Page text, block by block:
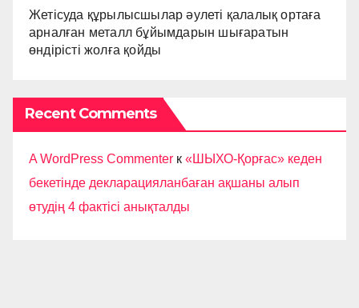
Жетісуда құрылысшылар әулеті қалалық ортаға
арналған металл бұйымдарын шығаратын
өндірісті жолға қойды
Recent Comments
A WordPress Commenter к «ШЫХО-Қорғас» кеден
бекетінде декларацияланбаған ақшаны алып
өтудің 4 фактісі анықталды